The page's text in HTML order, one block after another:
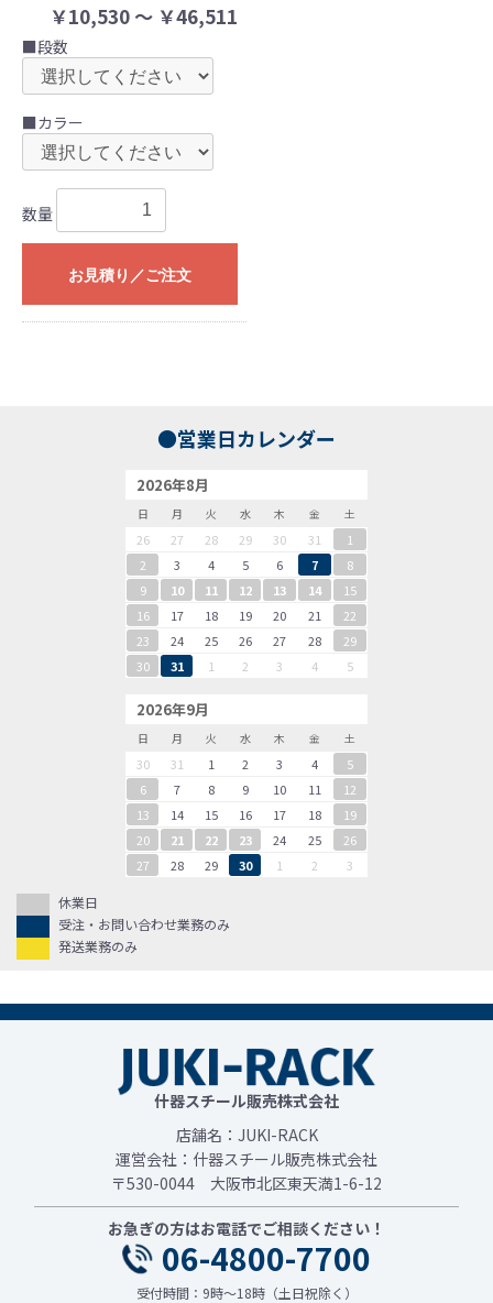
￥10,530 ～ ￥46,511
■段数
■カラー
数量
お見積り／ご注文
●営業日カレンダー
2026年8月
日 月 火 水 木 金 土
26 27 28 29 30 31
1
2
3 4 5 6 7
8
9
10 11 12 13 14
15
16
17 18 19 20 21
22
23
24 25 26 27 28
29
30
31 1 2 3 4 5
2026年9月
日 月 火 水 木 金 土
30 31 1 2 3 4
5
6
7 8 9 10 11
12
13
14 15 16 17 18
19
20
21 22 23 24 25
26
27
28 29 30 1 2 3
休業日
受注・お問い合わせ業務のみ
発送業務のみ
什器スチール販売株式会社
店舗名：JUKI-RACK
運営会社：什器スチール販売株式会社
〒530-0044 大阪市北区東天満1-6-12
お急ぎの方はお電話でご相談ください！
06-4800-7700
受付時間：9時～18時（土日祝除く）